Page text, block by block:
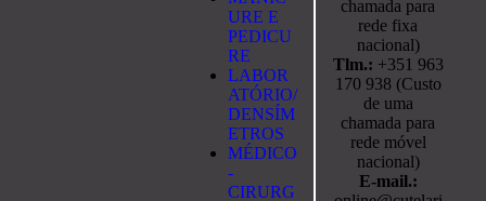
URE E
PEDICU
RE
LABOR
ATÓRIO/
DENSÍM
ETROS
MÉDICO
-
CIRURG
chamada para
rede fixa
nacional)
Tlm.: +351 963
170 938 (Custo
de uma
chamada para
rede móvel
nacional)
E-mail.: